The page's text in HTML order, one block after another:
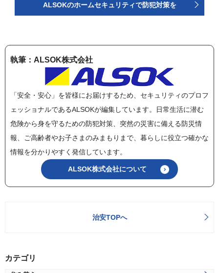
ALSOKのホームセキュリティで防犯対策を
執筆：ALSOK株式会社
「安全・安心」を皆様にお届けするため、セキュリティのプロフ
ェッショナルであるALSOKが編集しています。日常生活に潜む
危険から身を守るための防犯対策、突然の災害に備える防災情
報、ご高齢者やお子さまのみまもりまで、暮らしに役立つ確かな
情報を分かりやすく発信しています。
ALSOK株式会社について
治安TOPへ
カテゴリ